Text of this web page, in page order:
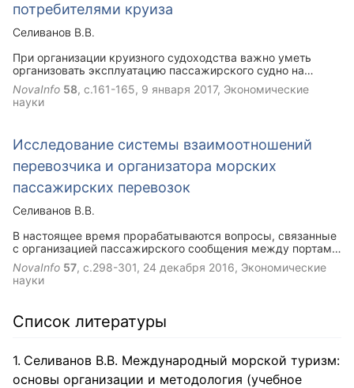
потребителями круиза
Селиванов В.В.
При организации круизного судоходства важно уметь
организовать эксплуатацию пассажирского судно на
основе хорошей международной морской практике.
Вопросам организации взаимоотношений между
судовладельцами, туристскими операторами и
NovaInfo 58, с.161-165, 9 января 2017, Экономические
науки
Исследование системы взаимоотношений
перевозчика и организатора морских
пассажирских перевозок
Селиванов В.В.
В настоящее время прорабатываются вопросы, связанные
с организацией пассажирского сообщения между портами
Черного моря. Предложенный вариант покупки
пассажирского судна слишком дорог. В современной
международной практике пассажирские суда не
операторов посвящена предлагаемая статья.
NovaInfo 57, с.298-301, 24 декабря 2016, Экономические
науки
Список литературы
Селиванов В.В. Международный морской туризм:
основы организации и методология (учебное